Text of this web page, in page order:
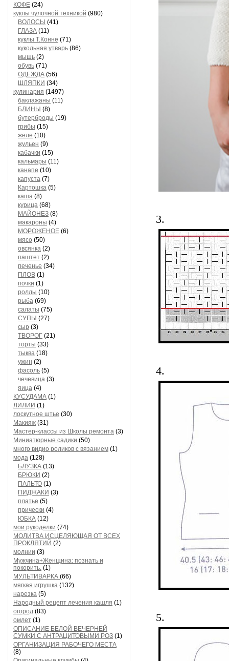
КОФЕ (24)
куклы чулочной техникой (980)
ВОЛОСЫ (41)
ГЛАЗА (11)
куклы Т.Конне (71)
кукольная утварь (86)
мышь (2)
обувь (71)
ОДЕЖДА (56)
ШЛЯПКИ (34)
кулинария (1497)
баклажаны (11)
БЛИНЫ (8)
бутерброды (19)
грибы (15)
желе (10)
жульен (9)
кабачки (15)
кальмары (11)
канапе (10)
капуста (7)
Картошка (5)
каша (8)
курица (68)
МАЙОНЕЗ (8)
макароны (4)
МОРОЖЕНОЕ (6)
мясо (50)
овсянка (2)
паштет (2)
печенье (34)
ПЛОВ (1)
почки (1)
роллы (10)
рыба (69)
салаты (75)
СУПЫ (27)
сыр (3)
ТВОРОГ (21)
торты (33)
тыква (18)
ужин (2)
фасоль (5)
чечевица (3)
яица (4)
КУСУДАМА (1)
ЛИЛИИ (1)
лоскутное штье (30)
Макияж (31)
Мастер-классы из Школы ремонта (3)
Миниатюрные садики (50)
много видио роликов с вязанием (1)
мода (128)
БЛУЗКА (13)
БРЮКИ (2)
ПАЛЬТО (1)
ПИДЖАКИ (3)
платье (5)
прически (4)
ЮБКА (12)
мои рукоделки (74)
МОЛИТВА ИСЦЕЛЯЮЩАЯ ОТ ВСЕХ
ПРОКЛЯТИЙ (2)
молнии (3)
Мужчина+Женщина: познать и
покорить. (1)
МУЛЬТИВАРКА (66)
мягкая игрушка (132)
нарезка (5)
Народный рецепт лечения кашля (1)
огород (83)
омлет (1)
ОПИСАНИЕ БЕЛОЙ ВЕЧЕРНЕЙ
СУМКИ С АНТРАЦИТОВЫМИ РОЗ (1)
ОРГАНИЗАЦИЯ РАБОЧЕГО МЕСТА
(8)
3.
4.
5.